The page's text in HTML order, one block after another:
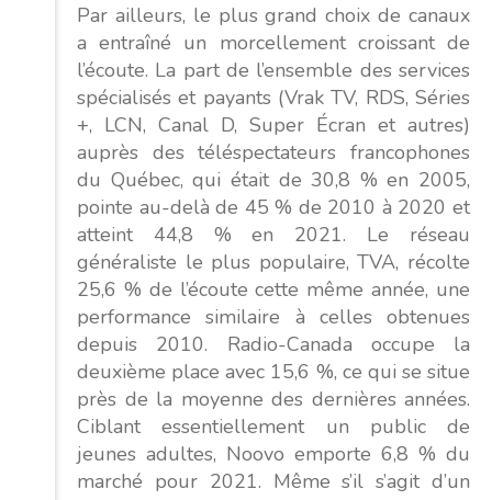
Par ailleurs, le plus grand choix de canaux
a entraîné un morcellement croissant de
l’écoute. La part de l’ensemble des services
spécialisés et payants (Vrak TV, RDS, Séries
+, LCN, Canal D, Super Écran et autres)
auprès des téléspectateurs francophones
du Québec, qui était de 30,8 % en 2005,
pointe au-delà de 45 % de 2010 à 2020 et
atteint 44,8 % en 2021. Le réseau
généraliste le plus populaire, TVA, récolte
25,6 % de l’écoute cette même année, une
performance similaire à celles obtenues
depuis 2010. Radio-Canada occupe la
deuxième place avec 15,6 %, ce qui se situe
près de la moyenne des dernières années.
Ciblant essentiellement un public de
jeunes adultes, Noovo emporte 6,8 % du
marché pour 2021. Même s’il s’agit d’un